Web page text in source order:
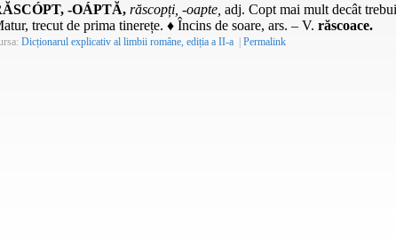
-OÁPTĂ, răscopți, -oapte, adj. Copt mai mult decât
trecut de prima tinerețe. ♦ Încins de soare, ars. – V. răscoace.
Dicționarul explicativ al limbii române, ediția a II-a | Permalink